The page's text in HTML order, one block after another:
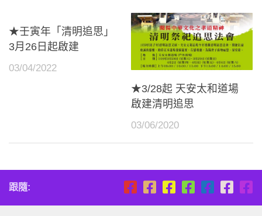
★壬寅年「清明追思」
3月26日起啟建
03/04/2022
★3/28起 天安太和道場
啟建清明追思
03/06/2020
跟隨: